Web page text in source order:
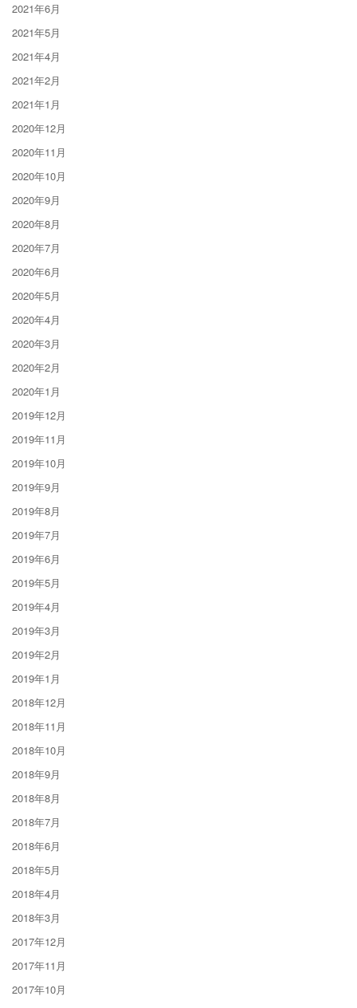
2021年6月
2021年5月
2021年4月
2021年2月
2021年1月
2020年12月
2020年11月
2020年10月
2020年9月
2020年8月
2020年7月
2020年6月
2020年5月
2020年4月
2020年3月
2020年2月
2020年1月
2019年12月
2019年11月
2019年10月
2019年9月
2019年8月
2019年7月
2019年6月
2019年5月
2019年4月
2019年3月
2019年2月
2019年1月
2018年12月
2018年11月
2018年10月
2018年9月
2018年8月
2018年7月
2018年6月
2018年5月
2018年4月
2018年3月
2017年12月
2017年11月
2017年10月